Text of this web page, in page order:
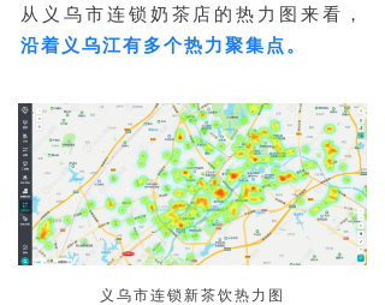
从义乌市连锁奶茶店的热力图来看，
沿着义乌江有多个热力聚集点。
义乌市连锁新茶饮热力图